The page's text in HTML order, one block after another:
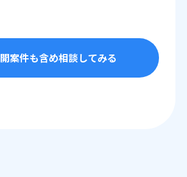
案件も含め相談してみる